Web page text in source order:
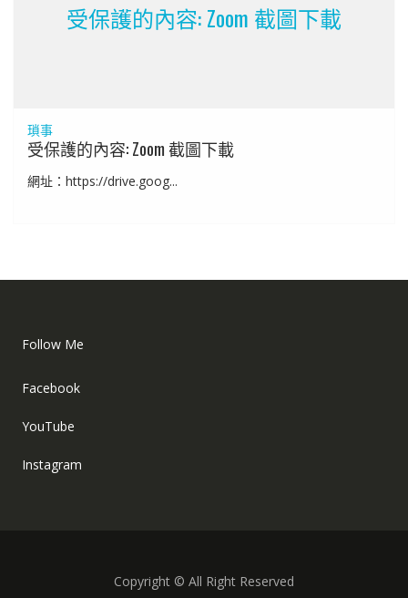
受保護的內容: Zoom 截圖下載
瑣事
受保護的內容: Zoom 截圖下載
網址：https://drive.goog...
Follow Me
Facebook
YouTube
Instagram
Copyright © All Right Reserved